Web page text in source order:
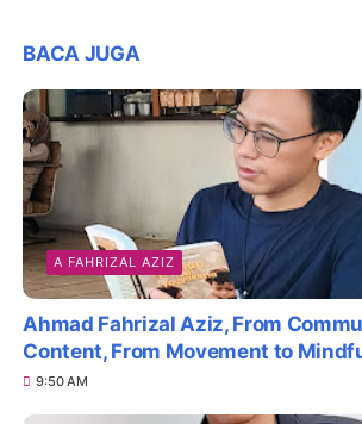
BACA JUGA
A FAHRIZAL AZIZ
Ahmad Fahrizal Aziz, From
Content, From Movement to
9:50 AM